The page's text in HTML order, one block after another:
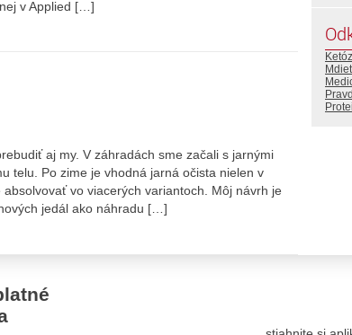
v Applied […]
aj my. V záhradách sme začali s jarnými
telu. Po zime je vhodná jarná očista nielen v
vo viacerých variantoch. Môj návrh je
jedál ako náhradu […]